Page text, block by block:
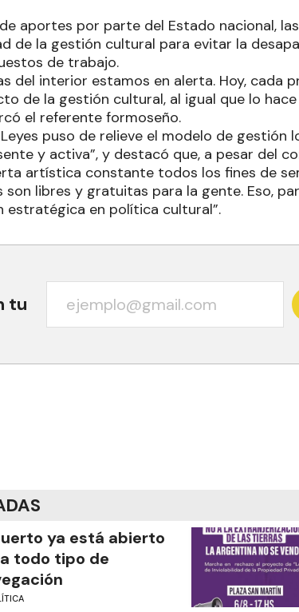
aportes por parte del Estado nacional,
de la gestión cultural para evitar la
de trabajo.
del interior estamos en alerta. Hoy, cada
de la gestión cultural, al igual que lo
el referente formoseño.
puso de relieve el modelo de gestión
y activa”, y destacó que, a pesar del
artística constante todos los fines de
libres y gratuitas para la gente. Eso,
estratégica en política cultural”.
tu
ya está abierto
todo tipo de